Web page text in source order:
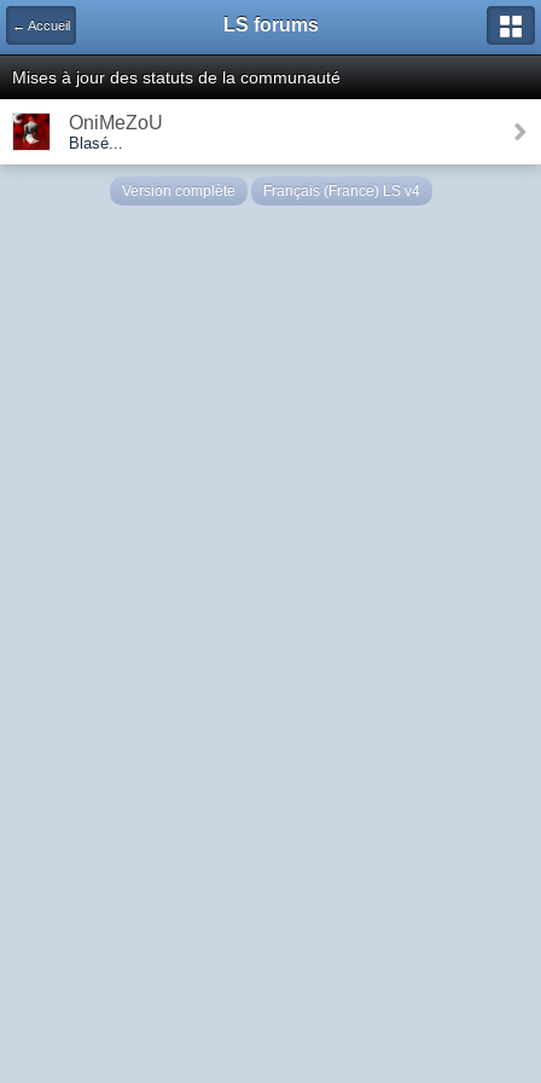
← Accueil LS forums
Mises à jour des statuts de la communauté
OniMeZoU
Blasé...
Version complète Français (France) LS v4